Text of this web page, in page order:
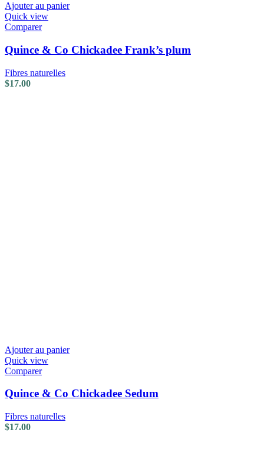
Ajouter au panier
Quick view
Comparer
Quince & Co Chickadee Frank’s plum
Fibres naturelles
$17.00
Ajouter au panier
Quick view
Comparer
Quince & Co Chickadee Sedum
Fibres naturelles
$17.00